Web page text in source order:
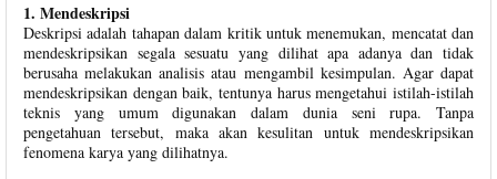
1. Mendeskripsi
Deskripsi adalah tahapan dalam kritik untuk menemukan, mencatat dan
mendeskripsikan segala sesuatu yang dilihat apa adanya dan tidak
berusaha melakukan analisis atau mengambil kesimpulan. Agar dapat
mendeskripsikan dengan baik, tentunya harus mengetahui istilah-istilah
teknis yang umum digunakan dalam dunia seni rupa. Tanpa
pengetahuan tersebut, maka akan kesulitan untuk mendeskripsikan
fenomena karya yang dilihatnya.